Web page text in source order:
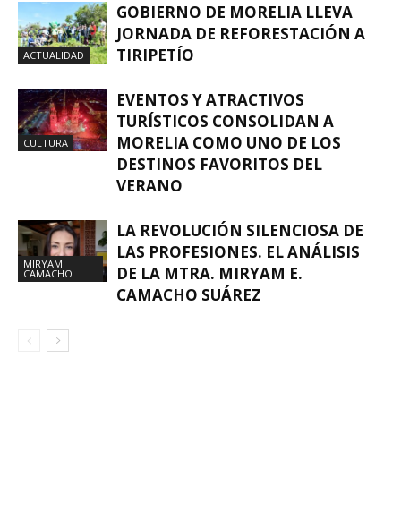
ACTUALIDAD
GOBIERNO DE MORELIA LLEVA
JORNADA DE REFORESTACIÓN A
TIRIPETÍO
CULTURA
EVENTOS Y ATRACTIVOS
TURÍSTICOS CONSOLIDAN A
MORELIA COMO UNO DE LOS
DESTINOS FAVORITOS DEL
VERANO
MIRYAM
CAMACHO
LA REVOLUCIÓN SILENCIOSA DE
LAS PROFESIONES. EL ANÁLISIS
DE LA MTRA. MIRYAM E.
CAMACHO SUÁREZ